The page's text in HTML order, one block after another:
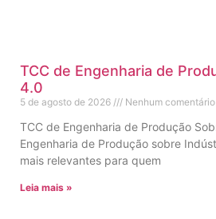
TCC de Engenharia de
4.0
5 de agosto de 2026 Nenhum comentário
TCC de Engenharia de Produção
Engenharia de Produção sobre
mais relevantes para quem
Leia mais »